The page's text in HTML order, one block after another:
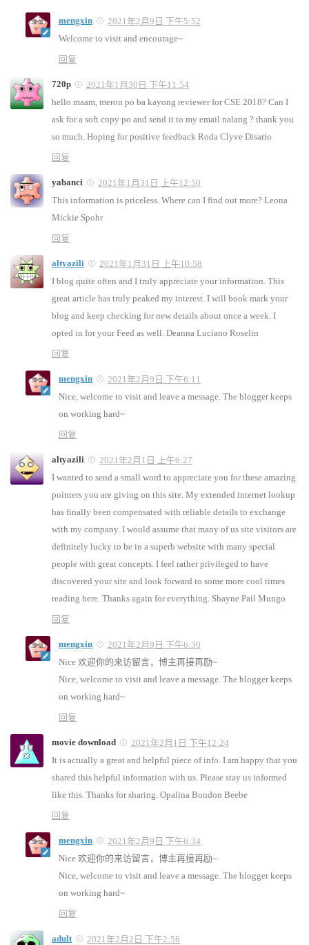
mengxin
2021年2月9日 下午5:52
Welcome to visit and encourage~
回复
720p
2021年1月30日 下午11:54
hello maam, meron po ba kayong reviewer for CSE 2018? Can I
ask for a soft copy po and send it to my email nalang ? thank you
so much. Hoping for positive feedback Roda Clyve Disario
回复
yabanci
2021年1月31日 上午12:50
This information is priceless. Where can I find out more? Leona
Mickie Spohr
回复
altyazili
2021年1月31日 上午10:58
I blog quite often and I truly appreciate your information. This
great article has truly peaked my interest. I will book mark your
blog and keep checking for new details about once a week. I
opted in for your Feed as well. Deanna Luciano Roselin
回复
mengxin
2021年2月9日 下午6:11
Nice, welcome to visit and leave a message. The blogger keeps
on working hard~
回复
altyazili
2021年2月1日 上午6:27
I wanted to send a small word to appreciate you for these amazing
pointers you are giving on this site. My extended internet lookup
has finally been compensated with reliable details to exchange
with my company. I would assume that many of us site visitors are
definitely lucky to be in a superb website with many special
people with great concepts. I feel rather privileged to have
discovered your site and look forward to some more cool times
reading here. Thanks again for everything. Shayne Pail Mungo
回复
mengxin
2021年2月9日 下午6:30
Nice 欢迎你的来访留言，博主再接再励~
Nice, welcome to visit and leave a message. The blogger keeps
on working hard~
回复
movie download
2021年2月1日 下午12:24
It is actually a great and helpful piece of info. I am happy that you
shared this helpful information with us. Please stay us informed
like this. Thanks for sharing. Opalina Bondon Beebe
回复
mengxin
2021年2月9日 下午6:34
Nice 欢迎你的来访留言，博主再接再励~
Nice, welcome to visit and leave a message. The blogger keeps
on working hard~
回复
adult
2021年2月2日 下午2:56